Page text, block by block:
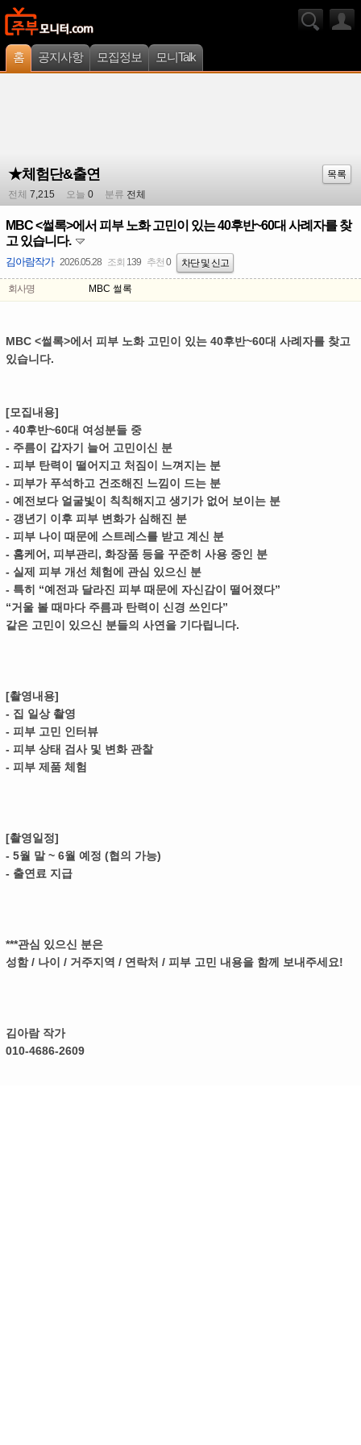
홈 공지사항 모집정보 모니Talk
★체험단&출연
목록
전체 7,215 오늘 0 분류 전체
MBC <썰록>에서 피부 노화 고민이 있는 40후반~60대 사례자를 찾
고 있습니다.
김아람작가 2026.05.28 조회 139 추천 0 차단 및 신고
회사명 MBC 썰록
MBC <썰록>에서 피부 노화 고민이 있는 40후반~60대 사례자를 찾고
있습니다.
[모집내용]
- 40후반~60대 여성분들 중
- 주름이 갑자기 늘어 고민이신 분
- 피부 탄력이 떨어지고 처짐이 느껴지는 분
- 피부가 푸석하고 건조해진 느낌이 드는 분
- 예전보다 얼굴빛이 칙칙해지고 생기가 없어 보이는 분
- 갱년기 이후 피부 변화가 심해진 분
- 피부 나이 때문에 스트레스를 받고 계신 분
- 홈케어, 피부관리, 화장품 등을 꾸준히 사용 중인 분
- 실제 피부 개선 체험에 관심 있으신 분
- 특히 “예전과 달라진 피부 때문에 자신감이 떨어졌다”
“거울 볼 때마다 주름과 탄력이 신경 쓰인다”
같은 고민이 있으신 분들의 사연을 기다립니다.
[촬영내용]
- 집 일상 촬영
- 피부 고민 인터뷰
- 피부 상태 검사 및 변화 관찰
- 피부 제품 체험
[촬영일정]
- 5월 말 ~ 6월 예정 (협의 가능)
- 출연료 지급
***관심 있으신 분은
성함 / 나이 / 거주지역 / 연락처 / 피부 고민 내용을 함께 보내주세요!
김아람 작가
010-4686-2609